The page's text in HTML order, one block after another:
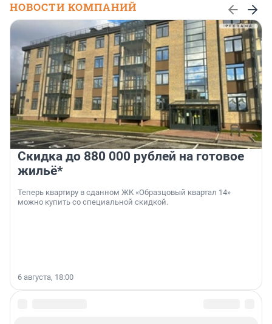
НОВОСТИ КОМПАНИЙ
Скидка до 880 000 рублей на готовое
жильё*
Теперь квартиру в сданном ЖК «Образцовый квартал 14»
можно купить со специальной скидкой.
6 августа, 18:00